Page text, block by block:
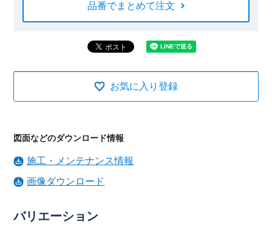
品番でまとめて注文
お気に入り登録
図面などのダウンロード情報
施工・メンテナンス情報
画像ダウンロード
バリエーション